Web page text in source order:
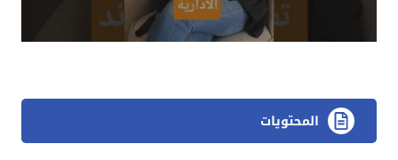
المحتويات